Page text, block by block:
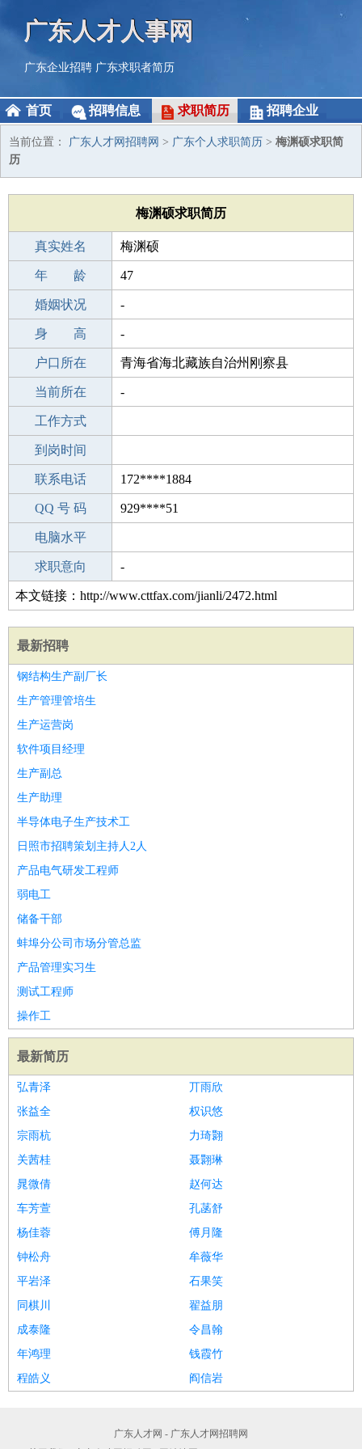
广东人才人事网
广东企业招聘 广东求职者简历
首页 招聘信息 求职简历 招聘企业
当前位置： 广东人才网招聘网 > 广东个人求职简历 > 梅渊硕求职简
历
梅渊硕求职简历
真实姓名 梅渊硕
性 别 男
年 龄 47
出生年月 1979-11-12
婚姻状况 -
学 历 高中
身 高 -
毕业学校 福建省惠安高级中学
户口所在 青海省海北藏族自治州刚察县
所学专业 -
当前所在 -
工作经验
工作方式
驾 照
到岗时间
期望月薪
联系电话 172****1884
手机号码 172****1884
QQ 号 码 929****51
微信号码
电脑水平
外语水平
求职意向 -
本文链接：http://www.cttfax.com/jianli/2472.html
最新招聘
钢结构生产副厂长
生产管理管培生
生产运营岗
软件项目经理
生产副总
生产助理
半导体电子生产技术工
日照市招聘策划主持人2人
产品电气研发工程师
弱电工
储备干部
蚌埠分公司市场分管总监
产品管理实习生
测试工程师
操作工
最新简历
弘青泽
丌雨欣
张益全
权识悠
宗雨杭
力琦翾
关茜桂
聂翾琳
晁微倩
赵何达
车芳萱
孔菡舒
杨佳蓉
傅月隆
钟松舟
牟薇华
平岩泽
石果笑
同棋川
翟益朋
成泰隆
令昌翰
年鸿理
钱霞竹
程皓义
阎信岩
广东人才网 - 广东人才网招聘网